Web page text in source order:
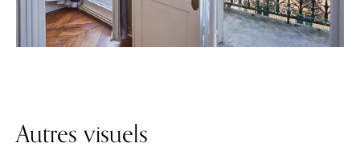
Autres visuels